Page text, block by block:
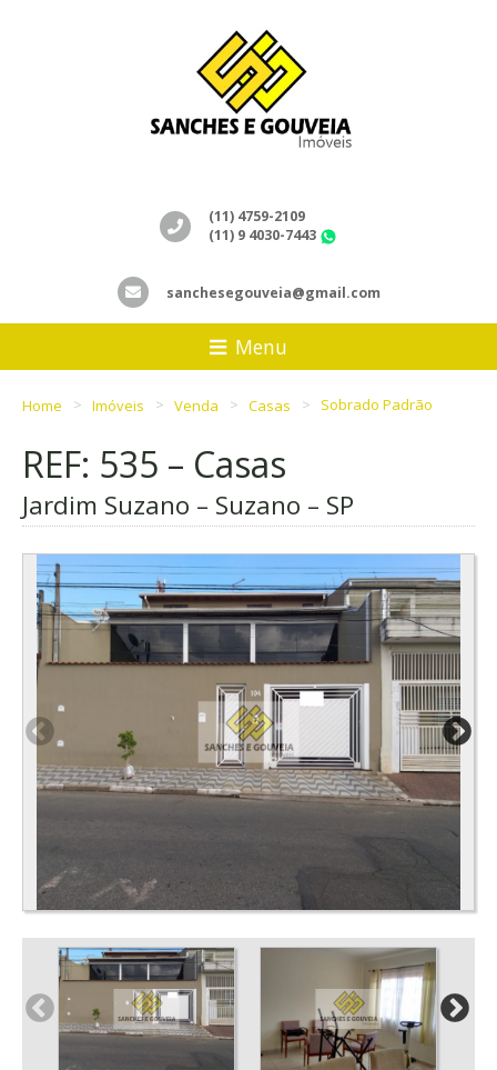
(11) 4759-2109
(11) 9 4030-7443
sanchesegouveia@gmail.com
Menu
Home Imóveis Venda Casas Sobrado Padrão
REF: 535 – Casas
Jardim Suzano – Suzano – SP